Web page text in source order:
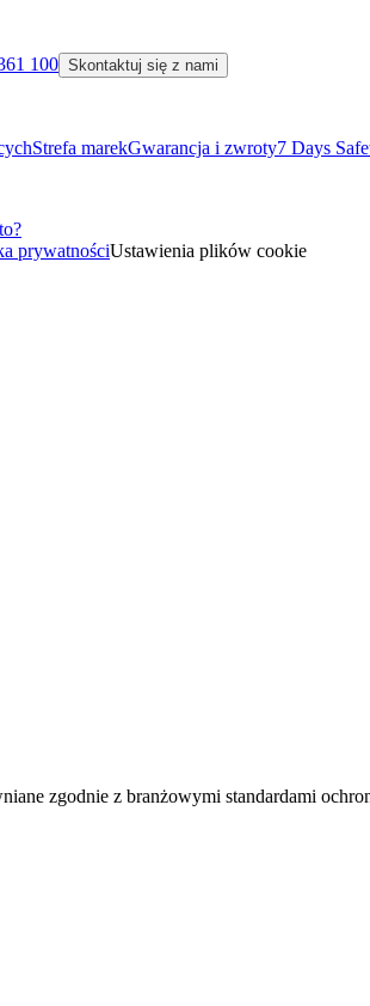
100 Skontaktuj się z nami
Strefa marekGwarancja i zwroty7 Days
prywatnościUstawienia plików cookie
zgodnie z branżowymi standardami